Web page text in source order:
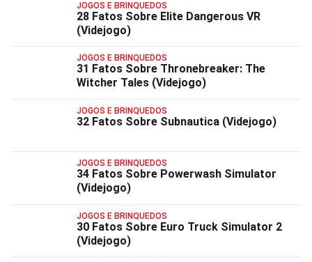
JOGOS E BRINQUEDOS
28 Fatos Sobre Elite Dangerous VR
(Videjogo)
JOGOS E BRINQUEDOS
31 Fatos Sobre Thronebreaker: The
Witcher Tales (Videjogo)
JOGOS E BRINQUEDOS
32 Fatos Sobre Subnautica (Videjogo)
JOGOS E BRINQUEDOS
34 Fatos Sobre Powerwash Simulator
(Videjogo)
JOGOS E BRINQUEDOS
30 Fatos Sobre Euro Truck Simulator 2
(Videjogo)